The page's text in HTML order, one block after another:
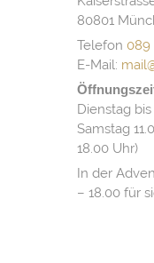
80801
Telefon 089
E-Mail:
Dienstag bis
Samstag
18.00 Uhr)
In der
– 18.00 für